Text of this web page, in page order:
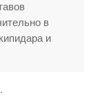
в
и